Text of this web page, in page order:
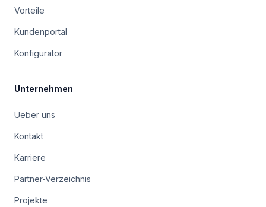
Vorteile
Kundenportal
Konfigurator
Unternehmen
Ueber uns
Kontakt
Karriere
Partner-Verzeichnis
Projekte